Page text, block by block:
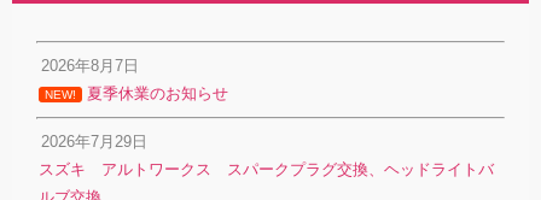
2026年8月7日
NEW! 夏季休業のお知らせ
2026年7月29日
スズキ アルトワークス スパークプラグ交換、ヘッドライトバ